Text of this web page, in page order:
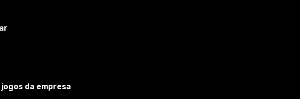
do mundo.
e o anfiteatro era chamado de Anfiteatro Flaviano.
de pedra), ele continua a ser um símbolo da Roma Imperial e está
da empresa